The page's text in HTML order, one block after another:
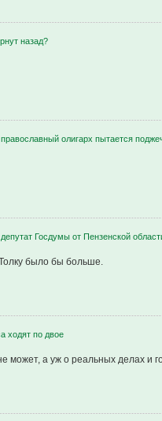
назад?
олигарх пытается
Госдумы от Пензенской
было бы больше.
ходят по двое
может, а уж о реальных делах и